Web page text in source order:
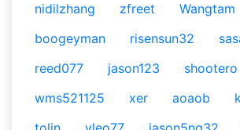
nidilzhang
zfreet Wangtam
boogeyman
risensun32
reed077
jason123
shootero
wms521125
xer aoaob